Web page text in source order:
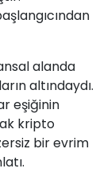
alanda
altındaydı.
eşiğinin
kripto
bir evrim